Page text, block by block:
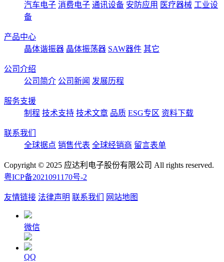
汽车电子 消费电子 通讯设备 安防应用 医疗器械 工业设
备
产品中心
晶体谐振器 晶体振荡器 SAW器件 其它
公司介绍
公司简介 公司新闻 发展历程
服务支援
制程 技术支持 技术文章 品质 ESG专区 资料下载
联系我们
全球据点 销售代表 全球经销商 留言表单
Copyright © 2025 应达利电子股份有限公司 All rights reserved.
粤ICP备2021091170号-2
友情链接 法律声明 联系我们 网站地图
微信
QQ